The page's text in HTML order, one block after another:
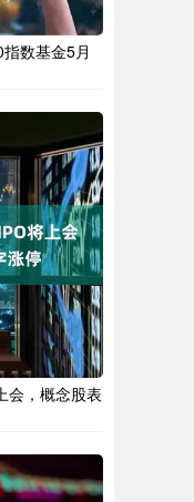
数基金5月
会，概念股表